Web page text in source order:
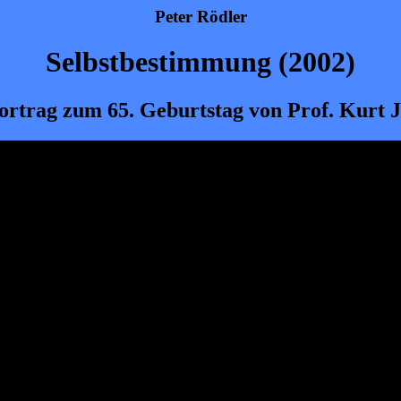
Peter Rödler
Selbstbestimmung (2002)
zum 65. Geburtstag von Prof. Kurt